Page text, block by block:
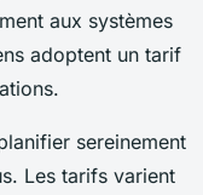
aux systèmes
adoptent un tarif
sereinement
Les tarifs varient